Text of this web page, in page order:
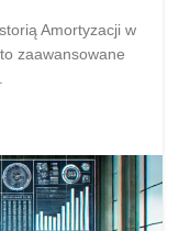
Amortyzacji w
zaawansowane